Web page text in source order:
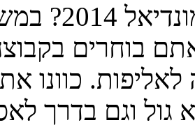
מוכנים למשחק
בוחרים
אותה לאליפות.
גול וגם בדרך